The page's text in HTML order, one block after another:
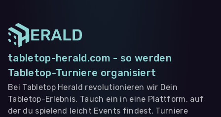
tabletop-herald.com - so werden
Tabletop-Turniere organisiert
Bei Tabletop Herald revolutionieren wir Dein
Tabletop-Erlebnis. Tauch ein in eine Plattform, auf
der du spielend leicht Events findest, Turniere